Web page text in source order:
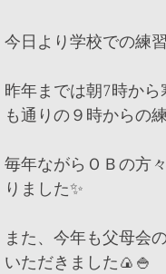
今日より学校での練
昨年までは朝7時か
も通りの９時からの
毎年ながらＯＢの方
りました✨
また、今年も父母会
いただきました🍙🍚